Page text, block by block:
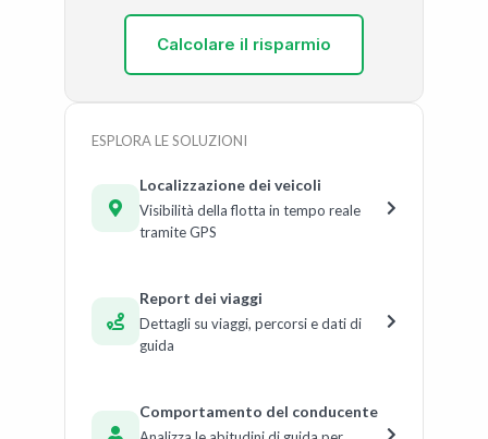
Calcolare il risparmio
ESPLORA LE SOLUZIONI
Localizzazione dei veicoli
Visibilità della flotta in tempo reale
tramite GPS
Report dei viaggi
Dettagli su viaggi, percorsi e dati di
guida
Comportamento del conducente